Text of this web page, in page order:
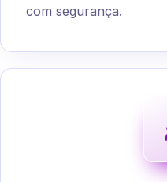
com segurança.